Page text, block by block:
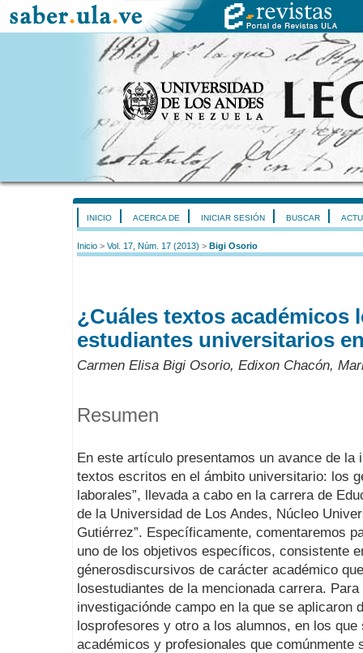
INICIO ACERCA DE INICIAR SESIÓN BUSCAR
Inicio > Vol. 17, Núm. 17 (2013) > Bigi Osorio
¿Cuáles textos académicos
estudiantes universitarios
Carmen Elisa Bigi Osorio, Edixon Chacón,
Resumen
En este artículo presentamos un avance de la
textos escritos en el ámbito universitario: los
laborales”, llevada a cabo en la carrera de
de la Universidad de Los Andes, Núcleo
Gutiérrez”. Específicamente, comentaremos
uno de los objetivos específicos, consistente
génerosdiscursivos de carácter académico
losestudiantes de la mencionada carrera.
investigaciónde campo en la que se aplicaron
losprofesores y otro a los alumnos, en los
académicos y profesionales que comúnmente